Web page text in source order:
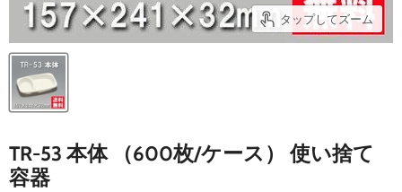
タップしてズーム
TR-53 本体 （600枚/ケース） 使い捨て
容器